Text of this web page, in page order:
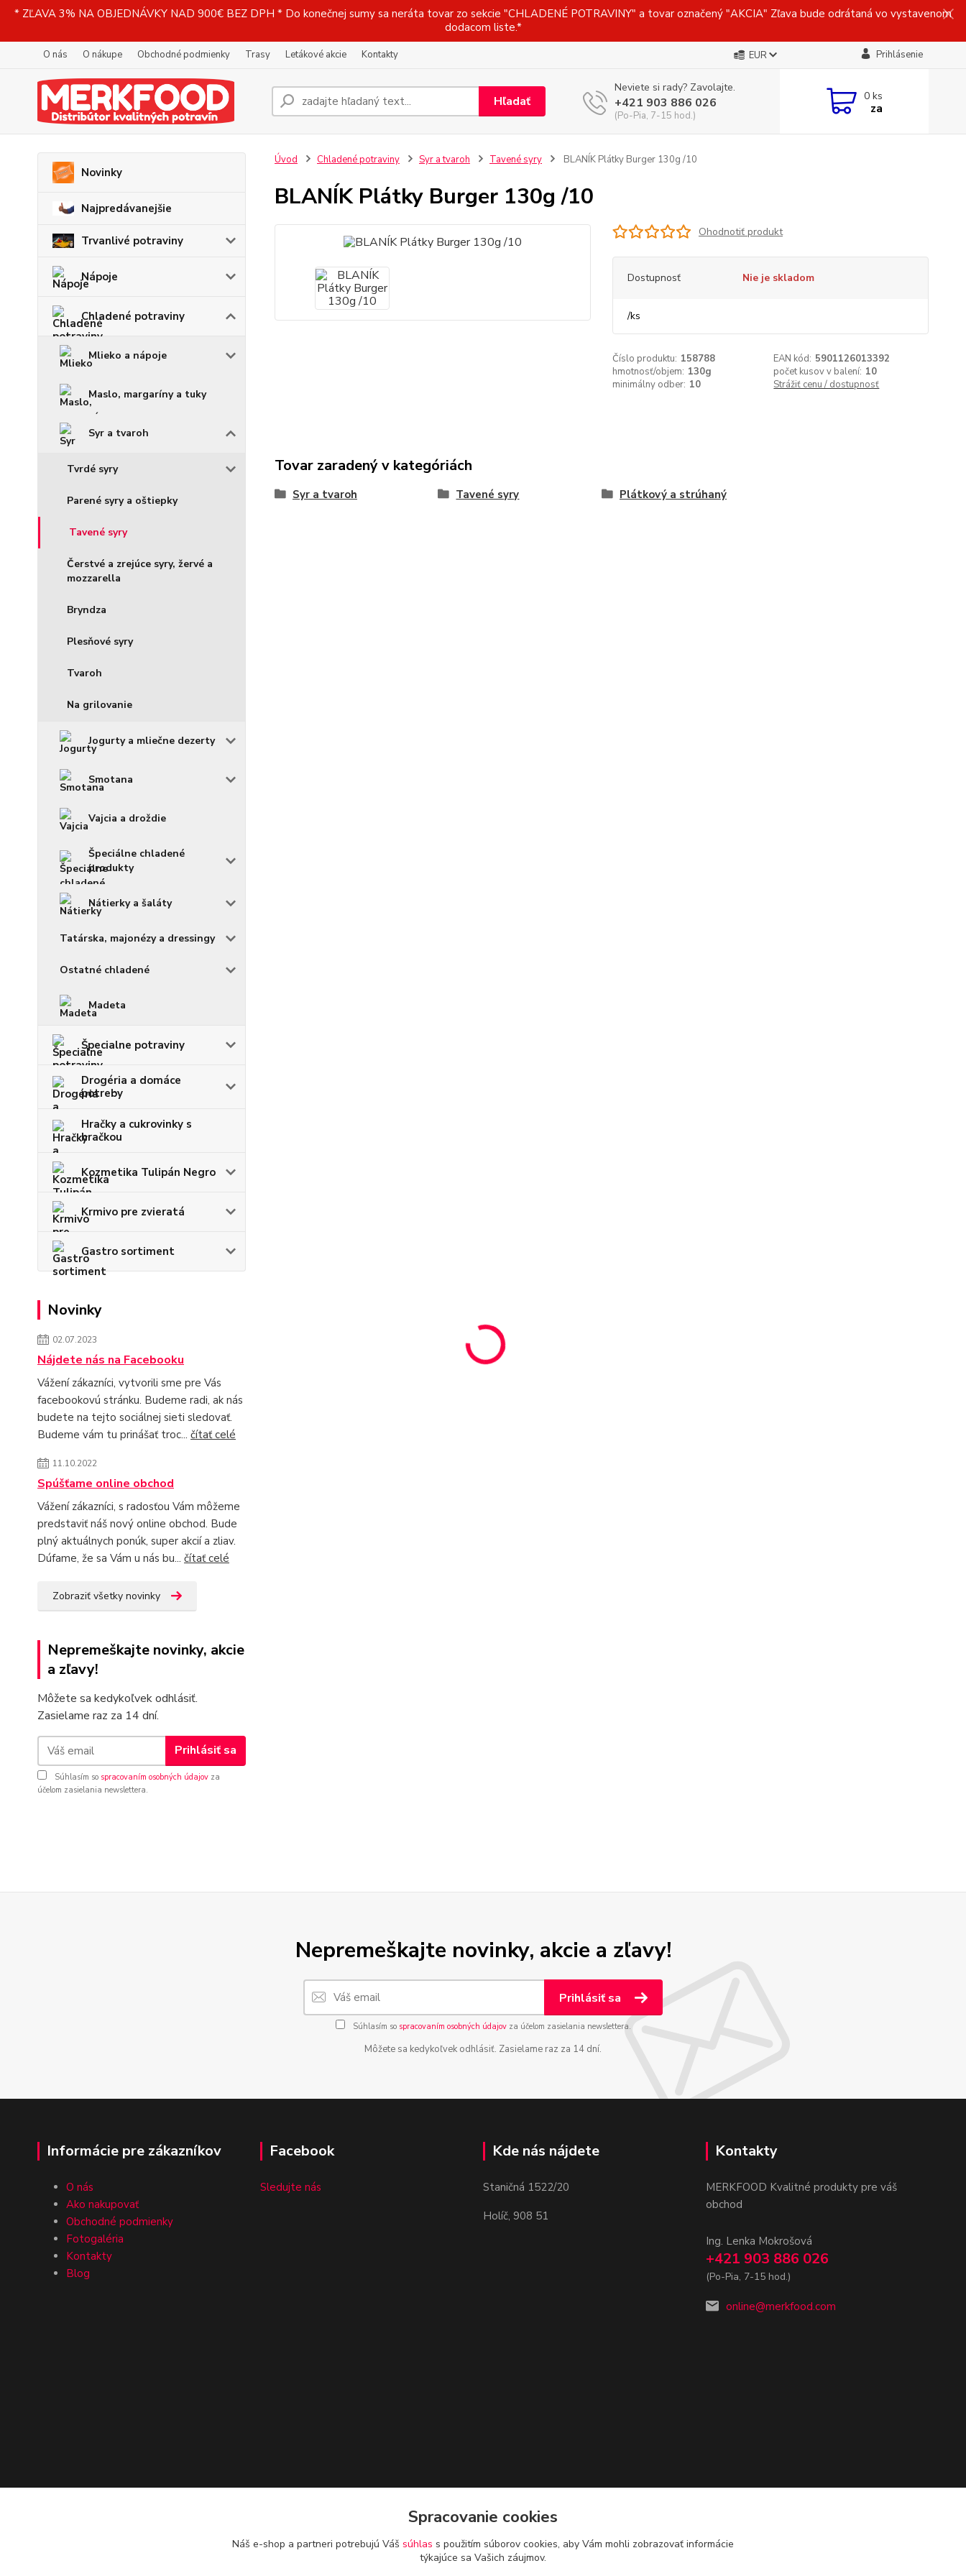
* ZĽAVA 3% NA OBJEDNÁVKY NAD 900€ BEZ DPH * Do konečnej sumy sa neráta tovar zo sekcie "CHLADENÉ POTRAVINY" a tovar označený "AKCIA" Zľava bude odrátaná vo vystavenom
dodacom liste.*
O nás O nákupe Obchodné podmienky Trasy Letákové akcie Kontakty EUR Prihlásenie
Hľadať
Neviete si rady? Zavolajte.
+421 903 886 026
(Po-Pia, 7-15 hod.)
0 ks
za
Novinky
Najpredávanejšie
Trvanlivé potraviny
Nápoje
Chladené potraviny
Mlieko a nápoje
Maslo, margaríny a tuky
Syr a tvaroh
Tvrdé syry
Parené syry a oštiepky
Tavené syry
Čerstvé a zrejúce syry, žervé a
mozzarella
Bryndza
Plesňové syry
Tvaroh
Na grilovanie
Jogurty a mliečne dezerty
Smotana
Vajcia a droždie
Špeciálne chladené
produkty
Nátierky a šaláty
Tatárska, majonézy a dressingy
Ostatné chladené
Madeta
Špecialne potraviny
Drogéria a domáce
potreby
Hračky a cukrovinky s
hračkou
Kozmetika Tulipán Negro
Krmivo pre zvieratá
Gastro sortiment
Novinky
02.07.2023
Nájdete nás na Facebooku
Vážení zákazníci, vytvorili sme pre Vás
facebookovú stránku. Budeme radi, ak nás
budete na tejto sociálnej sieti sledovať.
Budeme vám tu prinášať troc... čítať celé
11.10.2022
Spúšťame online obchod
Vážení zákazníci, s radosťou Vám môžeme
predstaviť náš nový online obchod. Bude
plný aktuálnych ponúk, super akcií a zliav.
Dúfame, že sa Vám u nás bu... čítať celé
Zobraziť všetky novinky
Nepremeškajte novinky, akcie
a zľavy!
Môžete sa kedykoľvek odhlásiť.
Zasielame raz za 14 dní.
Prihlásiť sa
Súhlasím so spracovaním osobných údajov za
účelom zasielania newslettera.
Úvod Chladené potraviny Syr a tvaroh Tavené syry BLANÍK Plátky Burger 130g /10
BLANÍK Plátky Burger 130g /10
Ohodnotiť produkt
Dostupnosť Nie je skladom
/ks
Číslo produktu: 158788 EAN kód: 5901126013392
hmotnosť/objem: 130g počet kusov v balení: 10
minimálny odber: 10 Strážiť cenu / dostupnosť
Tovar zaradený v kategóriách
Syr a tvaroh Tavené syry Plátkový a strúhaný
Nepremeškajte novinky, akcie a zľavy!
Prihlásiť sa
Súhlasím so spracovaním osobných údajovza účelom zasielania newslettera.
Môžete sa kedykoľvek odhlásiť. Zasielame raz za 14 dní.
Informácie pre zákazníkov
O nás
Ako nakupovať
Obchodné podmienky
Fotogaléria
Kontakty
Blog
Facebook
Sledujte nás
Kde nás nájdete
Staničná 1522/20
Holíč, 908 51
Kontakty
MERKFOOD Kvalitné produkty pre váš
obchod
Ing. Lenka Mokrošová
+421 903 886 026
(Po-Pia, 7-15 hod.)
online@merkfood.com
Spracovanie cookies
Náš e-shop a partneri potrebujú Váš súhlas s použitím súborov cookies, aby Vám mohli zobrazovať informácie
týkajúce sa Vašich záujmov.